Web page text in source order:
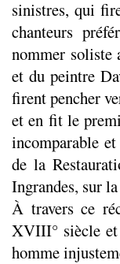
sinistres, qui
chanteurs
nommer
et du peintre
firent pencher
et en fit le
incomparable
de la
Ingrandes, sur
À travers ce
XVIII° siècle et
homme